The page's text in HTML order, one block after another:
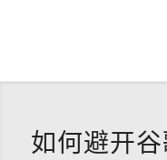
如何避开